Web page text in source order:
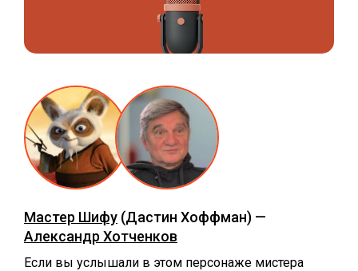
Мастер Шифу (Дастин Хоффман) —
Александр Хотченков
Если вы услышали в этом персонаже мистера